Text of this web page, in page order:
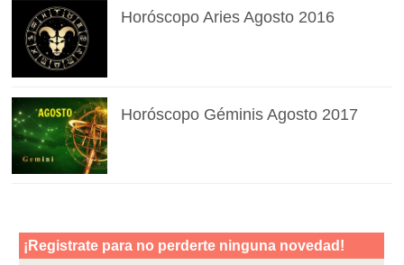
Horóscopo Aries Agosto 2016
Horóscopo Géminis Agosto 2017